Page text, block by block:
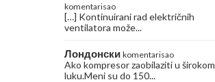
komentarisao
[…] Kontinuirani rad električnih
ventilatora može...
Лондонски komentarisao
Ako kompresor zaobilaziti u širokom
luku.Meni su do 150...